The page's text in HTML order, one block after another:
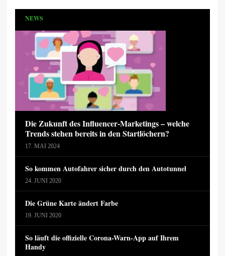
NEWS
Die Zukunft des Influencer-Marketings – welche
Trends stehen bereits in den Startlöchern?
17. MAI 2024
So kommen Autofahrer sicher durch den Autotunnel
24. JUNI 2020
Die Grüne Karte ändert Farbe
19. JUNI 2020
So läuft die offizielle Corona-Warn-App auf Ihrem
Handy